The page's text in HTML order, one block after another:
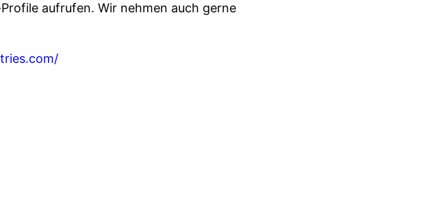
aufrufen. Wir nehmen auch gerne